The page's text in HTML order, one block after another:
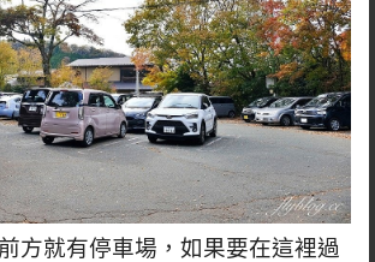
方就有停車場，如果要在這裡過